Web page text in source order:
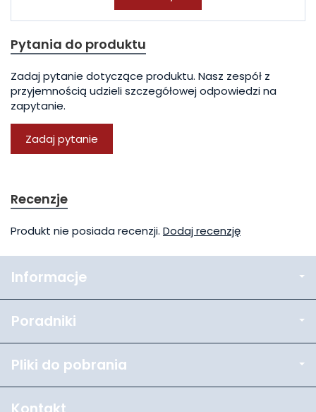
Pytania do produktu
Zadaj pytanie dotyczące produktu. Nasz zespół z
przyjemnością udzieli szczegółowej odpowiedzi na
zapytanie.
Zadaj pytanie
Recenzje
Produkt nie posiada recenzji. Dodaj recenzję
Informacje
Poradniki
Pliki do pobrania